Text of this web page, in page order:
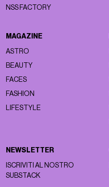
NSS FACTORY
MAGAZINE
ASTRO
BEAUTY
FACES
FASHION
LIFESTYLE
NEWSLETTER
ISCRIVITI AL NOSTRO
SUBSTACK